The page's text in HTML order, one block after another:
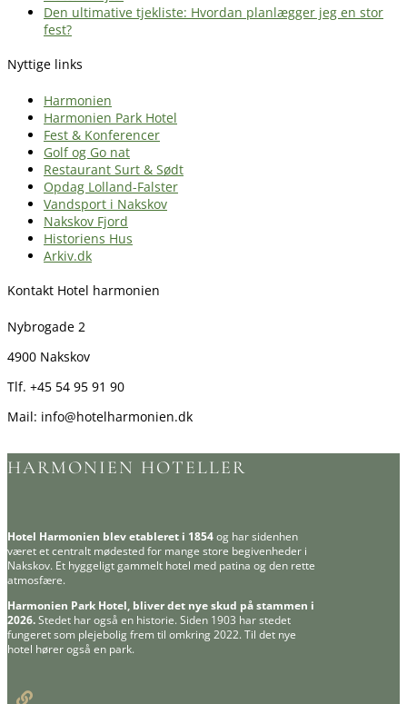
Den ultimative tjekliste: Hvordan planlægger jeg en stor
fest?
Nyttige links
Harmonien
Harmonien Park Hotel
Fest & Konferencer
Golf og Go nat
Restaurant Surt & Sødt
Opdag Lolland-Falster
Vandsport i Nakskov
Nakskov Fjord
Historiens Hus
Arkiv.dk
Kontakt Hotel harmonien
Nybrogade 2
4900 Nakskov
Tlf. +45 54 95 91 90
Mail: info@hotelharmonien.dk
HARMONIEN HOTELLER
Hotel Harmonien blev etableret i 1854og har sidenhen
været et centralt mødested for mange store begivenheder i
Nakskov. Et hyggeligt gammelt hotel med patina og den rette
atmosfære.
Harmonien Park Hotel, bliver det nye skud på stammen i
2026.Stedet har også en historie. Siden 1903 har stedet
fungeret som plejebolig frem til omkring 2022. Til det nye
hotel hører også en park.
